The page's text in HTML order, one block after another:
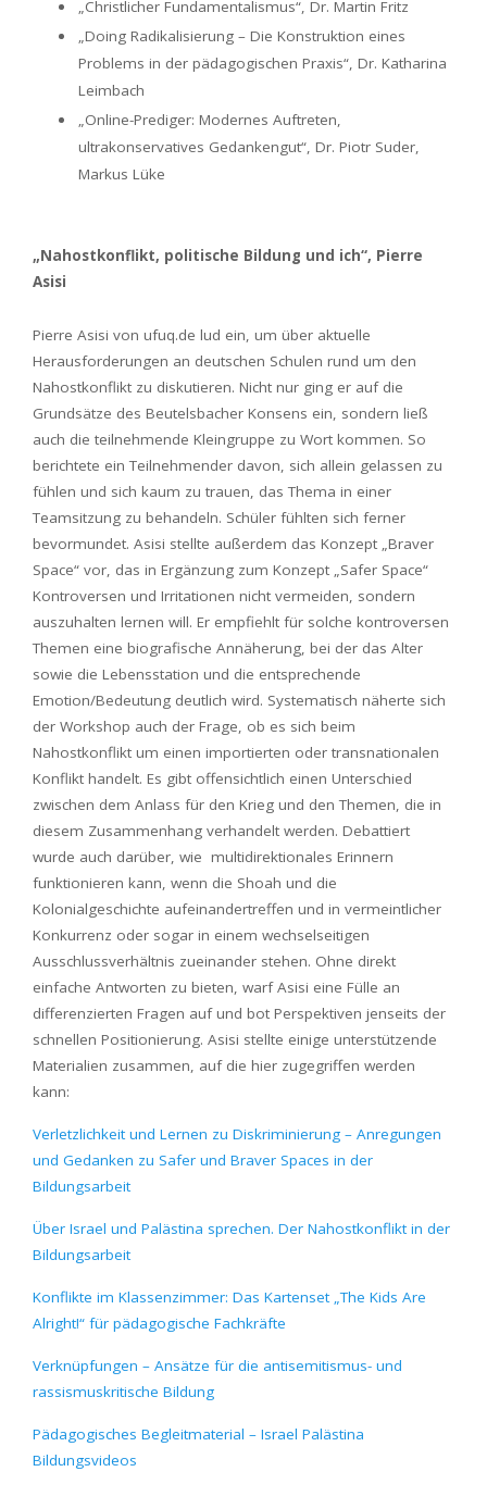
„Christlicher Fundamentalismus“, Dr. Martin Fritz
„Doing Radikalisierung – Die Konstruktion eines
Problems in der pädagogischen Praxis“, Dr. Katharina
Leimbach
„Online-Prediger: Modernes Auftreten,
ultrakonservatives Gedankengut“, Dr. Piotr Suder,
Markus Lüke
„Nahostkonflikt, politische Bildung und ich“, Pierre
Asisi
Pierre Asisi von ufuq.de lud ein, um über aktuelle
Herausforderungen an deutschen Schulen rund um den
Nahostkonflikt zu diskutieren. Nicht nur ging er auf die
Grundsätze des Beutelsbacher Konsens ein, sondern ließ
auch die teilnehmende Kleingruppe zu Wort kommen. So
berichtete ein Teilnehmender davon, sich allein gelassen zu
fühlen und sich kaum zu trauen, das Thema in einer
Teamsitzung zu behandeln. Schüler fühlten sich ferner
bevormundet. Asisi stellte außerdem das Konzept „Braver
Space“ vor, das in Ergänzung zum Konzept „Safer Space“
Kontroversen und Irritationen nicht vermeiden, sondern
auszuhalten lernen will. Er empfiehlt für solche kontroversen
Themen eine biografische Annäherung, bei der das Alter
sowie die Lebensstation und die entsprechende
Emotion/Bedeutung deutlich wird. Systematisch näherte sich
der Workshop auch der Frage, ob es sich beim
Nahostkonflikt um einen importierten oder transnationalen
Konflikt handelt. Es gibt offensichtlich einen Unterschied
zwischen dem Anlass für den Krieg und den Themen, die in
diesem Zusammenhang verhandelt werden. Debattiert
wurde auch darüber, wie multidirektionales Erinnern
funktionieren kann, wenn die Shoah und die
Kolonialgeschichte aufeinandertreffen und in vermeintlicher
Konkurrenz oder sogar in einem wechselseitigen
Ausschlussverhältnis zueinander stehen. Ohne direkt
einfache Antworten zu bieten, warf Asisi eine Fülle an
differenzierten Fragen auf und bot Perspektiven jenseits der
schnellen Positionierung. Asisi stellte einige unterstützende
Materialien zusammen, auf die hier zugegriffen werden
kann:
Verletzlichkeit und Lernen zu Diskriminierung – Anregungen
und Gedanken zu Safer und Braver Spaces in der
Bildungsarbeit
Über Israel und Palästina sprechen. Der Nahostkonflikt in der
Bildungsarbeit
Konflikte im Klassenzimmer: Das Kartenset „The Kids Are
Alright!“ für pädagogische Fachkräfte
Verknüpfungen – Ansätze für die antisemitismus- und
rassismuskritische Bildung
Pädagogisches Begleitmaterial – Israel Palästina
Bildungsvideos